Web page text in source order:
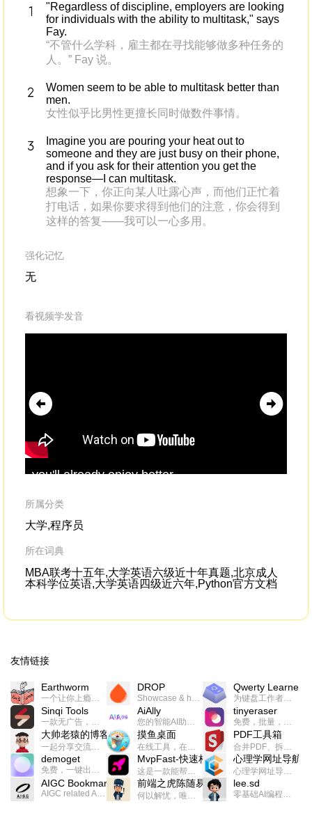
"Regardless of discipline, employers are looking
for individuals with the ability to multitask," says
Fay.
“不管什么学科，雇主都在寻找能够做多种任务的
人。” Fay 说。
Women seem to be able to multitask better than
men.
女性似乎比男性更擅长同时做数件事情。
Imagine you are pouring your heat out to
someone and they are just busy on their phone,
and if you ask for their attention you get the
response—I can multitask.
想象一下，你正向某人吐露心声，而他们正忙着
打电话，如果你要求得到他们的注意，你会得到
这样的答复——我可以一心多用。
强化记忆
无
看视频学发音
you'll already enjoy better
multitask
your cell phone
所属分类
大学,程序员
所在词典
MBA联考十五年,大学英语六级近十年真题,北京成人
本科学位英语,大学英语四级近六年,Python官方文档
友情链接
Earthworm DROP Qwerty Learner
为键盘工作者设计的单词与肌肉记忆锻炼软件
Sinqi Tools AiAlly tinyeraser
大帅老猿的博客 摸鱼桌面 PDF工具箱
合并PDF、拆分PDF、旋转PDF、裁剪PDF、转换PDF、加密PDF、解密PDF、PDF加水印等多种PDF处理功能
demoget MvpFast-快速构建网站应用
这是一款能帮助你快速构建个人网站的应用，使用最新的前端技术栈，集成登录、鉴权、手机、邮箱、数据库、博客、文章、支付等等网站所需要的功能，你只需要花几个小时开发你的核心功能就可以上线，一次购买，永久拥有
心理学网址导航
AIGC Bookmarks 前端之虎陈随易 lee.sd